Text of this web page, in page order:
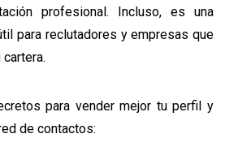
profesional. Incluso, es una
para reclutadores y empresas que
para vender mejor tu perfil y
de contactos: